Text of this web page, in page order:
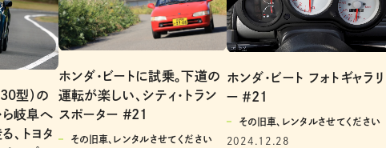
型）の
ら岐阜へ
、トヨタ
ホンダ・ビートに試乗。下道の
運転が楽しい、シティ・トラン
スポーター ＃21
その旧車、レンタルさせてください
ホンダ・ビート フォトギャラリ
ー ＃21
その旧車、レンタルさせてください
2024.12.28